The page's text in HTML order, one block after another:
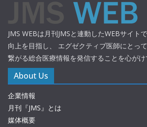
JMS WEBは月刊JMSと連動したWEBサイト
向上を目指し、 エグゼクティブ医師にとっ
繋がる総合医療情報を発信することを心がけ
About Us
企業情報
月刊『JMS』とは
媒体概要